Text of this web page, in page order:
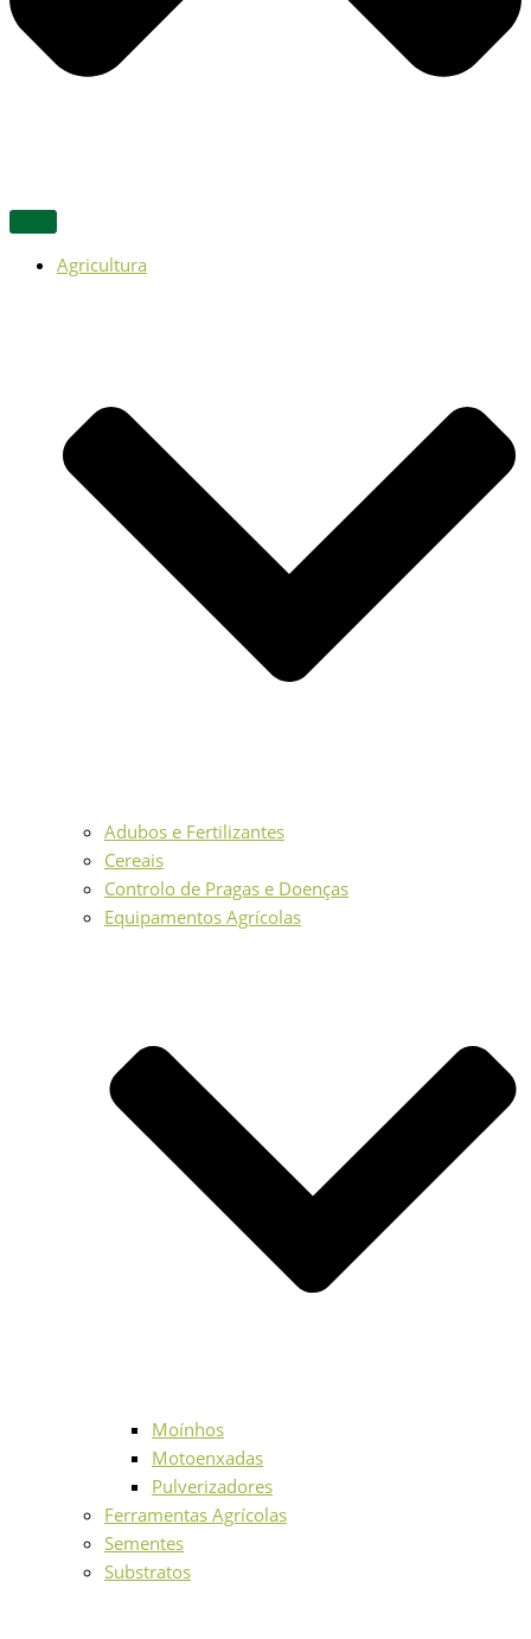
Agricultura
Adubos e Fertilizantes
Cereais
Controlo de Pragas e Doenças
Equipamentos Agrícolas
Moínhos
Motoenxadas
Pulverizadores
Ferramentas Agrícolas
Sementes
Substratos